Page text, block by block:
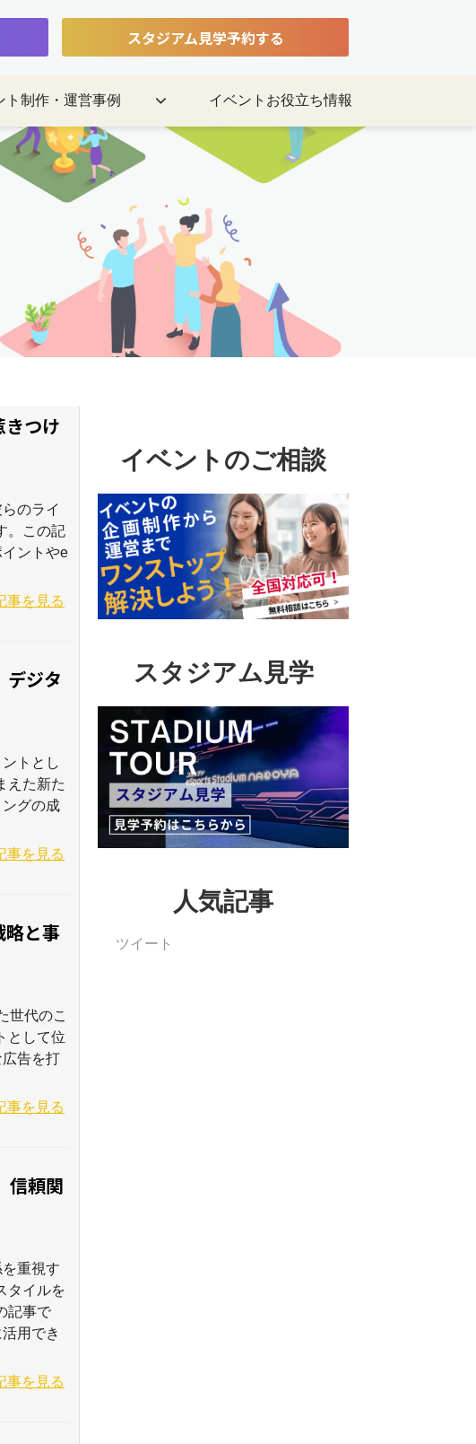
スタジアム見学予約する
ト制作・運営事例 イベントお役立ち情報
つけ
のライ
。この記
ントやe
事を見る
デジタ
トとし
えた新た
グの成
事を見る
略と事
世代のこ
として位
告を打
事を見る
信頼関
重視す
タイルを
記事で
用でき
事を見る
イベントのご相談
スタジアム見学
人気記事
ツイート